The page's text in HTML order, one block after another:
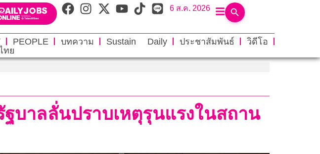
6 ส.ค. 2026
PEOPLE บทความ Sustain Daily ประชาสัมพันธ์
วิดีโอ
ทย
บาลลั่นปราบเหตุรุนแรงในสถาน